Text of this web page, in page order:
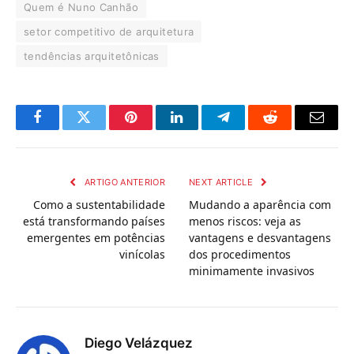
Quem é Nuno Canhão
setor competitivo de arquitetura
tendências arquitetônicas
FacebookTwitter PinterestLinkedInTelegramReddit Email
ARTIGO ANTERIOR
Como a sustentabilidade
está transformando países
emergentes em potências
vinícolas
NEXT ARTICLE
Mudando a aparência com
menos riscos: veja as
vantagens e desvantagens
dos procedimentos
minimamente invasivos
Diego Velázquez